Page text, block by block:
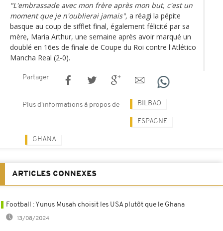
"L'embrassade avec mon frère après mon but, c'est un
moment que je n'oublierai jamais", a réagi la pépite
basque au coup de sifflet final, également félicité par sa
mère, Maria Arthur, une semaine après avoir marqué un
doublé en 16es de finale de Coupe du Roi contre l'Atlético
Mancha Real (2-0).
Partager
Plus d'informations à propos de BILBAO
ESPAGNE
GHANA
ARTICLES CONNEXES
Football : Yunus Musah choisit les USA plutôt que le Ghana
13/08/2024